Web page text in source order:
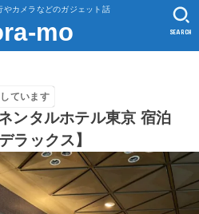
やカメラなどのガジェット話
mo SEARCH
ています
ンタルホテル東京 宿泊
ラックス】